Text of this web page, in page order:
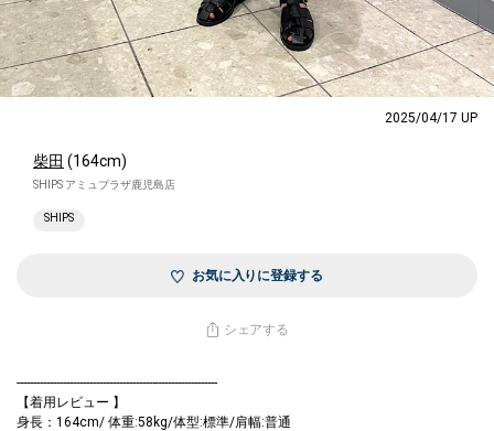
2025/04/17 UP
柴田 (164cm)
SHIPS アミュプラザ鹿児島店
SHIPS
お気に入りに登録する
シェアする
-------------------------------------------------------------
【着用レビュー 】
身長：164cm/ 体重:58kg/体型:標準/肩幅:普通